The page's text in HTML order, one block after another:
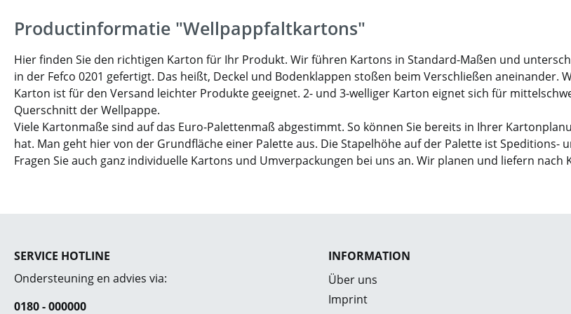
Productinformatie "Wellpappfaltkartons"
Hier finden Sie den richtigen Karton für Ihr Produkt. Wir führen Kartons in Standard-Maßen und
in der Fefco 0201 gefertigt. Das heißt, Deckel und Bodenklappen stoßen beim Verschließen
Karton ist für den Versand leichter Produkte geeignet. 2- und 3-welliger Karton eignet sich für
Querschnitt der Wellpappe.
Viele Kartonmaße sind auf das Euro-Palettenmaß abgestimmt. So können Sie bereits in Ihrer
hat. Man geht hier von der Grundfläche einer Palette aus. Die Stapelhöhe auf der Palette ist Speditions-
Fragen Sie auch ganz individuelle Kartons und Umverpackungen bei uns an. Wir planen und liefern
SERVICE HOTLINE
Ondersteuning en advies via:
0180 - 000000
INFORMATION
Über uns
Imprint